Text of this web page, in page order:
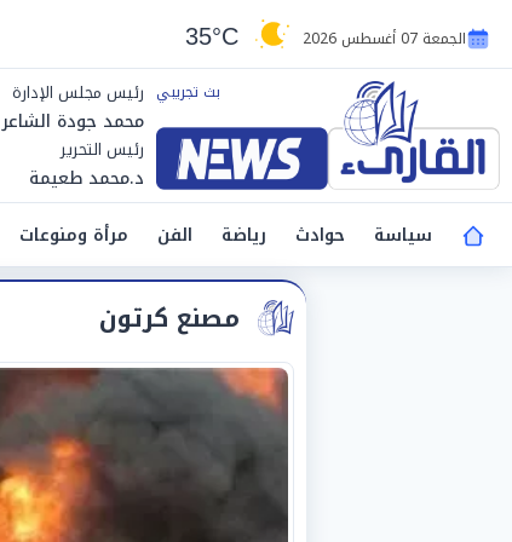
الجمعة 07 أغسطس 2026 35°C
رئيس مجلس الإدارة
محمد جودة الشاعر
رئيس التحرير
د.محمد طعيمة
سياسة
حوادث رياضة الفن مرأة ومنوعات
مصنع كرتون